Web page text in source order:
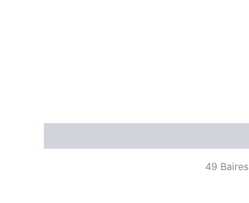
49 Baires